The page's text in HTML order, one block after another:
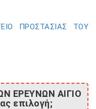
ΠΡΟΣΤΑΣΙΑΣ ΤΟΥ
ΕΡΕΥΝΩΝ ΑΙΓΙΟ
επιλογή;